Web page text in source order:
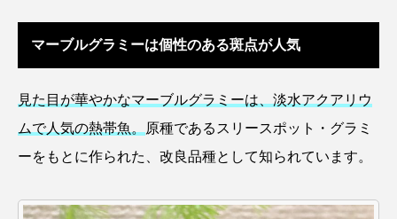
アサヒガニ アザアシ アシカ
アブラボテ アマガエル アマゴ
アマダイ アミメハギ アメリカザリガニ
アユ アリアケギバチ アリゲーターガー
マーブルグラミーは個性のある斑点が人気
見た目が華やかなマーブルグラミーは、淡水アクアリウ
ムで人気の熱帯魚。
原種であるスリースポット・グラミ
ーをもとに作られた、改良品種として知られています。